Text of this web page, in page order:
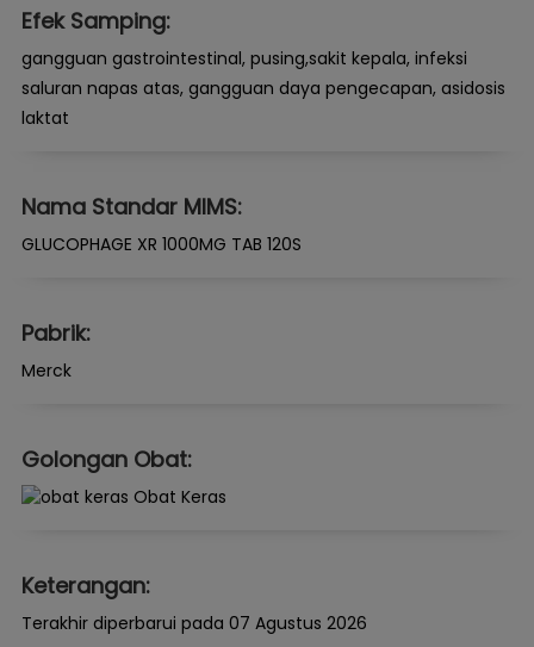
Efek Samping:
gangguan gastrointestinal, pusing,sakit kepala, infeksi
saluran napas atas, gangguan daya pengecapan, asidosis
laktat
Nama Standar MIMS:
GLUCOPHAGE XR 1000MG TAB 120S
Pabrik:
Merck
Golongan Obat:
Obat Keras
Keterangan:
Terakhir diperbarui pada 07 Agustus 2026